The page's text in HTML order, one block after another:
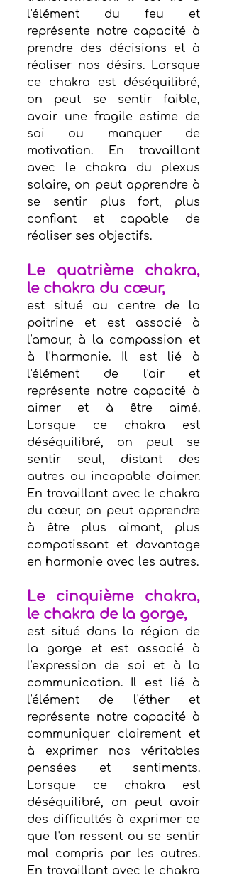
l'élément du feu et
représente notre capacité à
prendre des décisions et à
réaliser nos désirs. Lorsque
ce chakra est déséquilibré,
on peut se sentir faible,
avoir une fragile estime de
soi ou manquer de
motivation. En travaillant
avec le chakra du plexus
solaire, on peut apprendre à
se sentir plus fort, plus
confiant et capable de
réaliser ses objectifs.
Le quatrième chakra,
le chakra du cœur,
est situé au centre de la
poitrine et est associé à
l'amour, à la compassion et
à l'harmonie. Il est lié à
l'élément de l'air et
représente notre capacité à
aimer et à être aimé.
Lorsque ce chakra est
déséquilibré, on peut se
sentir seul, distant des
autres ou incapable d'aimer.
En travaillant avec le chakra
du cœur, on peut apprendre
à être plus aimant, plus
compatissant et davantage
en harmonie avec les autres.
Le cinquième chakra,
le chakra de la gorge,
est situé dans la région de
la gorge et est associé à
l'expression de soi et à la
communication. Il est lié à
l'élément de l'éther et
représente notre capacité à
communiquer clairement et
à exprimer nos véritables
pensées et sentiments.
Lorsque ce chakra est
déséquilibré, on peut avoir
des difficultés à exprimer ce
que l'on ressent ou se sentir
mal compris par les autres.
En travaillant avec le chakra